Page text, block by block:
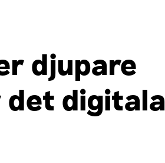
djupare
digitala